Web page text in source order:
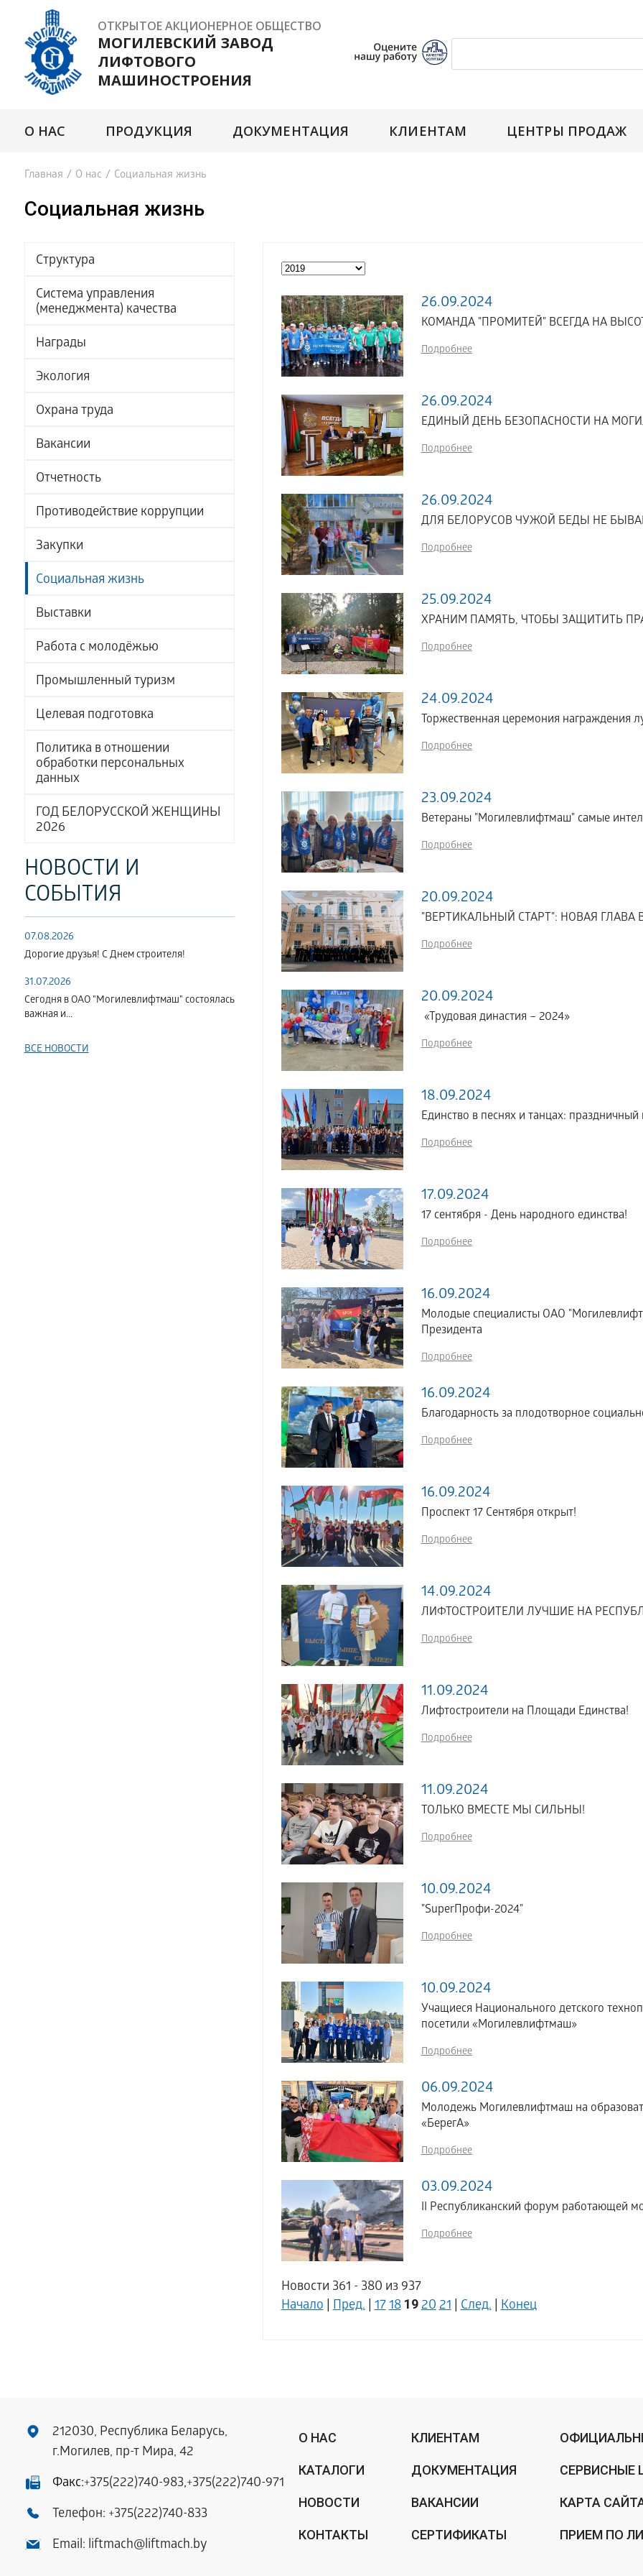
ОТКРЫТОЕ АКЦИОНЕРНОЕ ОБЩЕСТВО
МОГИЛЕВСКИЙ ЗАВОД
ЛИФТОВОГО
МАШИНОСТРОЕНИЯ
О НАС ПРОДУКЦИЯ ДОКУМЕНТАЦИЯ КЛИЕНТАМ ЦЕНТРЫ ПРОДАЖ
Главная / О нас / Социальная жизнь
Социальная жизнь
Структура
Система управления
(менеджмента) качества
Награды
Экология
Охрана труда
Вакансии
Отчетность
Противодействие коррупции
Закупки
Социальная жизнь
Выставки
Работа с молодёжью
Промышленный туризм
Целевая подготовка
Политика в отношении
обработки персональных
данных
ГОД БЕЛОРУССКОЙ ЖЕНЩИНЫ
2026
НОВОСТИ И
СОБЫТИЯ
07.08.2026
Дорогие друзья! С Днем строителя!
31.07.2026
Сегодня в ОАО "Могилевлифтмаш" состоялась
важная и...
ВСЕ НОВОСТИ
26.09.2024
КОМАНДА "ПРОМИТЕЙ" ВСЕГДА НА
Подробнее
26.09.2024
ЕДИНЫЙ ДЕНЬ БЕЗОПАСНОСТИ НА
Подробнее
26.09.2024
ДЛЯ БЕЛОРУСОВ ЧУЖОЙ БЕДЫ НЕ
Подробнее
25.09.2024
ХРАНИМ ПАМЯТЬ, ЧТОБЫ ЗАЩИТИТЬ
Подробнее
24.09.2024
Торжественная церемония награждения
Подробнее
23.09.2024
Ветераны "Могилевлифтмаш" самые
Подробнее
20.09.2024
"ВЕРТИКАЛЬНЫЙ СТАРТ": НОВАЯ
Подробнее
20.09.2024
«Трудовая династия – 2024»
Подробнее
18.09.2024
Единство в песнях и танцах:
Подробнее
17.09.2024
17 сентября - День народного единства!
Подробнее
16.09.2024
Молодые специалисты ОАО
Президента
Подробнее
16.09.2024
Благодарность за плодотворное
Подробнее
16.09.2024
Проспект 17 Сентября открыт!
Подробнее
14.09.2024
ЛИФТОСТРОИТЕЛИ ЛУЧШИЕ НА
Подробнее
11.09.2024
Лифтостроители на Площади Единства!
Подробнее
11.09.2024
ТОЛЬКО ВМЕСТЕ МЫ СИЛЬНЫ!
Подробнее
10.09.2024
"SuperПрофи-2024"
Подробнее
10.09.2024
Учащиеся Национального детского
посетили «Могилевлифтмаш»
Подробнее
06.09.2024
Молодежь Могилевлифтмаш на
«БерегА»
Подробнее
03.09.2024
II Республиканский форум работающей
Подробнее
Новости 361 - 380 из 937
Начало|Пред.|1718 192021|След.|Конец
212030, Республика Беларусь,
г.Могилев, пр-т Мира, 42
Факс:+375(222)740-983,+375(222)740-971
Телефон: +375(222)740-833
Email: liftmach@liftmach.by
О НАС
КАТАЛОГИ
НОВОСТИ
КОНТАКТЫ
КЛИЕНТАМ
ДОКУМЕНТАЦИЯ
ВАКАНСИИ
СЕРТИФИКАТЫ
СЕРВИСНЫЕ
КАРТА
ПРИЕМ ПО